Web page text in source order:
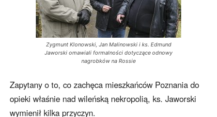
Zygmunt Klonowski, Jan Malinowski i ks. Edmund
Jaworski omawiali formalności dotyczące odnowy
nagrobków na Rossie
Zapytany o to, co zachęca mieszkańców Poznania do
opieki właśnie nad wileńską nekropolią, ks. Jaworski
wymienił kilka przyczyn.